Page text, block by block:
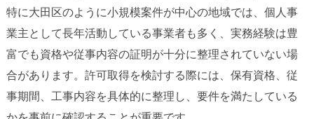
特に大田区のように小規模案件が中心の地域では、個人事
業主として長年活動している事業者も多く、実務経験は豊
富でも資格や従事内容の証明が十分に整理されていない場
合があります。許可取得を検討する際には、保有資格、従
事期間、工事内容を具体的に整理し、要件を満たしている